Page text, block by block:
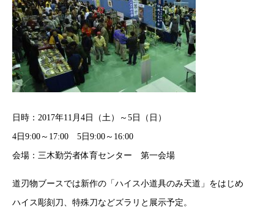
日時：2017年11月4日（土）～5日（日）
4日9:00～17:00 5日9:00～16:00
会場：三木勤労者体育センター 第一会場
道刃物ブースでは新作の「ハイス小道具のみ天道」をはじめ
ハイス彫刻刀、特殊刀などズラリと展示予定。